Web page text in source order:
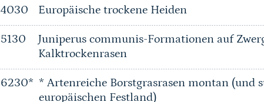
4030 Europäische trockene Heiden
5130
Juniperus communis-Formationen auf
Kalktrockenrasen
6230* * Artenreiche Borstgrasrasen montan (und
europäischen Festland)